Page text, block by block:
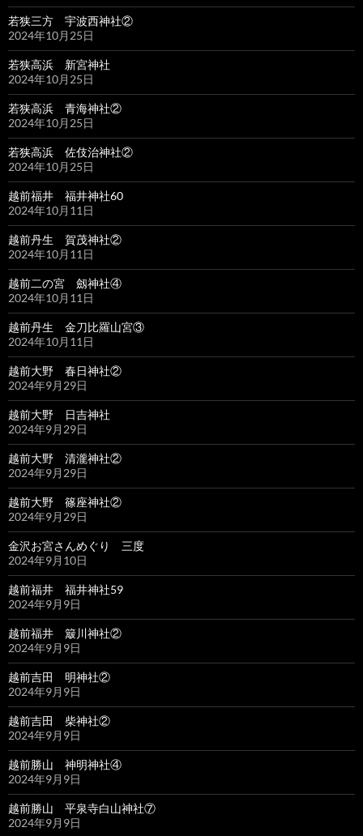
若狭三方 宇波西神社②
2024年10月25日
若狭高浜 新宮神社
2024年10月25日
若狭高浜 青海神社②
2024年10月25日
若狭高浜 佐伎治神社②
2024年10月25日
越前福井 福井神社60
2024年10月11日
越前丹生 賀茂神社②
2024年10月11日
越前二の宮 劔神社④
2024年10月11日
越前丹生 金刀比羅山宮③
2024年10月11日
越前大野 春日神社②
2024年9月29日
越前大野 日吉神社
2024年9月29日
越前大野 清瀧神社②
2024年9月29日
越前大野 篠座神社②
2024年9月29日
金沢お宮さんめぐり 三度
2024年9月10日
越前福井 福井神社59
2024年9月9日
越前福井 簸川神社②
2024年9月9日
越前吉田 明神社②
2024年9月9日
越前吉田 柴神社②
2024年9月9日
越前勝山 神明神社④
2024年9月9日
越前勝山 平泉寺白山神社⑦
2024年9月9日